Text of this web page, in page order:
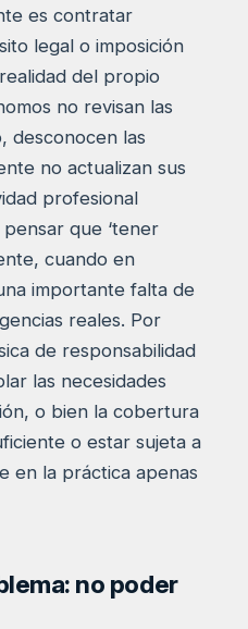
es contratar
legal o imposición
del propio
no revisan las
desconocen las
no actualizan sus
profesional
que ‘tener
cuando en
importante falta de
reales. Por
de responsabilidad
las necesidades
o bien la cobertura
o estar sujeta a
en la práctica apenas
no poder